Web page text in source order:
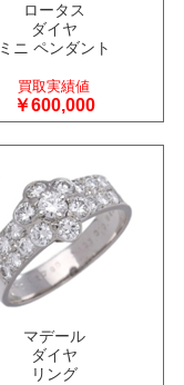
ロータス
ダイヤ
ミニ ペンダント
買取実績値
￥600,000
マデール
ダイヤ
リング